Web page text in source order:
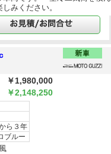
みください。
￥1,980,000
￥2,148,250
ら３年
ブルー